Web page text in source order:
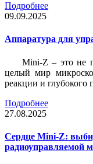
Подробнее
09.09.2025
Аппаратура для
Mini-Z – это не
целый мир
реакции и глубокого
Подробнее
27.08.2025
Сердце Mini-Z:
радиоуправляемой